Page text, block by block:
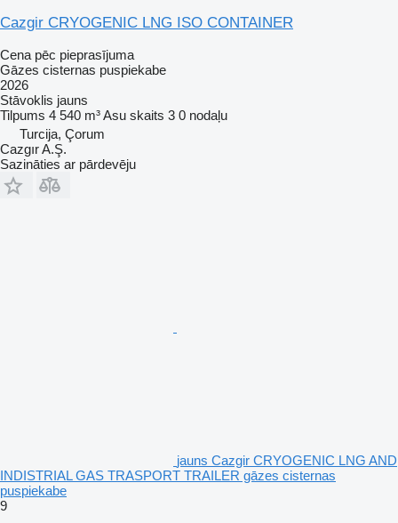
Cazgir CRYOGENIC LNG ISO CONTAINER
Cena pēc pieprasījuma
Gāzes cisternas puspiekabe
2026
Stāvoklis jauns
Tilpums 4 540 m³Asu skaits 3 0 nodaļu
Turcija, Çorum
Cazgır A.Ş.
Sazināties ar pārdevēju
jauns Cazgir CRYOGENIC LNG AND
INDISTRIAL GAS TRASPORT TRAILER gāzes cisternas
puspiekabe
9